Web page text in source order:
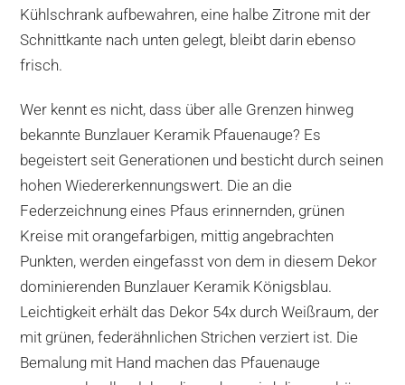
Kühlschrank aufbewahren, eine halbe Zitrone mit der
Schnittkante nach unten gelegt, bleibt darin ebenso
frisch.
Wer kennt es nicht, dass über alle Grenzen hinweg
bekannte Bunzlauer Keramik Pfauenauge? Es
begeistert seit Generationen und besticht durch seinen
hohen Wiedererkennungswert. Die an die
Federzeichnung eines Pfaus erinnernden, grünen
Kreise mit orangefarbigen, mittig angebrachten
Punkten, werden eingefasst von dem in diesem Dekor
dominierenden Bunzlauer Keramik Königsblau.
Leichtigkeit erhält das Dekor 54x durch Weißraum, der
mit grünen, federähnlichen Strichen verziert ist. Die
Bemalung mit Hand machen das Pfauenauge